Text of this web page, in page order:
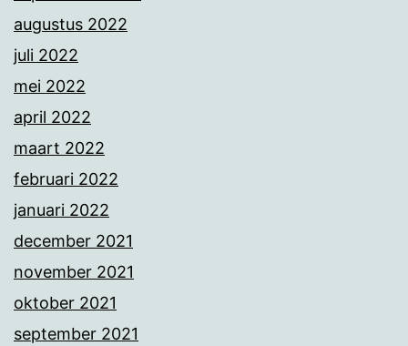
augustus 2022
juli 2022
mei 2022
april 2022
maart 2022
februari 2022
januari 2022
december 2021
november 2021
oktober 2021
september 2021